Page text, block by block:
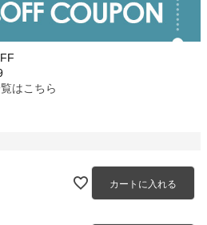
はこちら
カートに入れる